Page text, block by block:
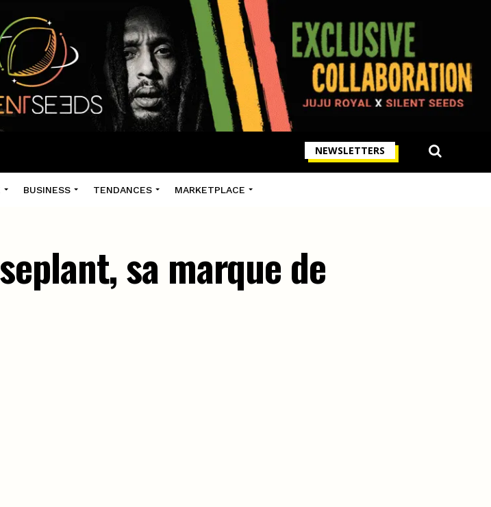
NEWSLETTERS
BUSINESS TENDANCES MARKETPLACE
sa marque de